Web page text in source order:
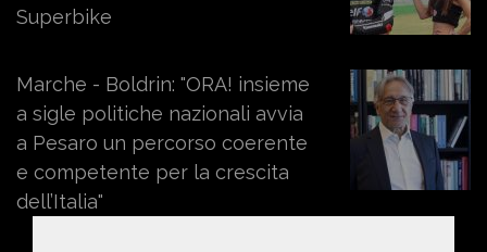
Superbike
Marche - Boldrin: "ORA! insieme
a sigle politiche nazionali avvia
a Pesaro un percorso coerente
e competente per la crescita
dell’Italia"